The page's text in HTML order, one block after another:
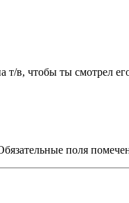
т/в, чтобы ты смотрел
поля